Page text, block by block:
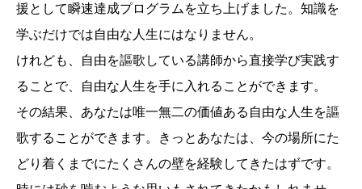
援として瞬速達成プログラムを立ち上げました。知識を
学ぶだけでは自由な人生にはなりません。
けれども、自由を謳歌している講師から直接学び実践す
ることで、自由な人生を手に入れることができます。
その結果、あなたは唯一無二の価値ある自由な人生を謳
歌することができます。きっとあなたは、今の場所にた
どり着くまでにたくさんの壁を経験してきたはずです。